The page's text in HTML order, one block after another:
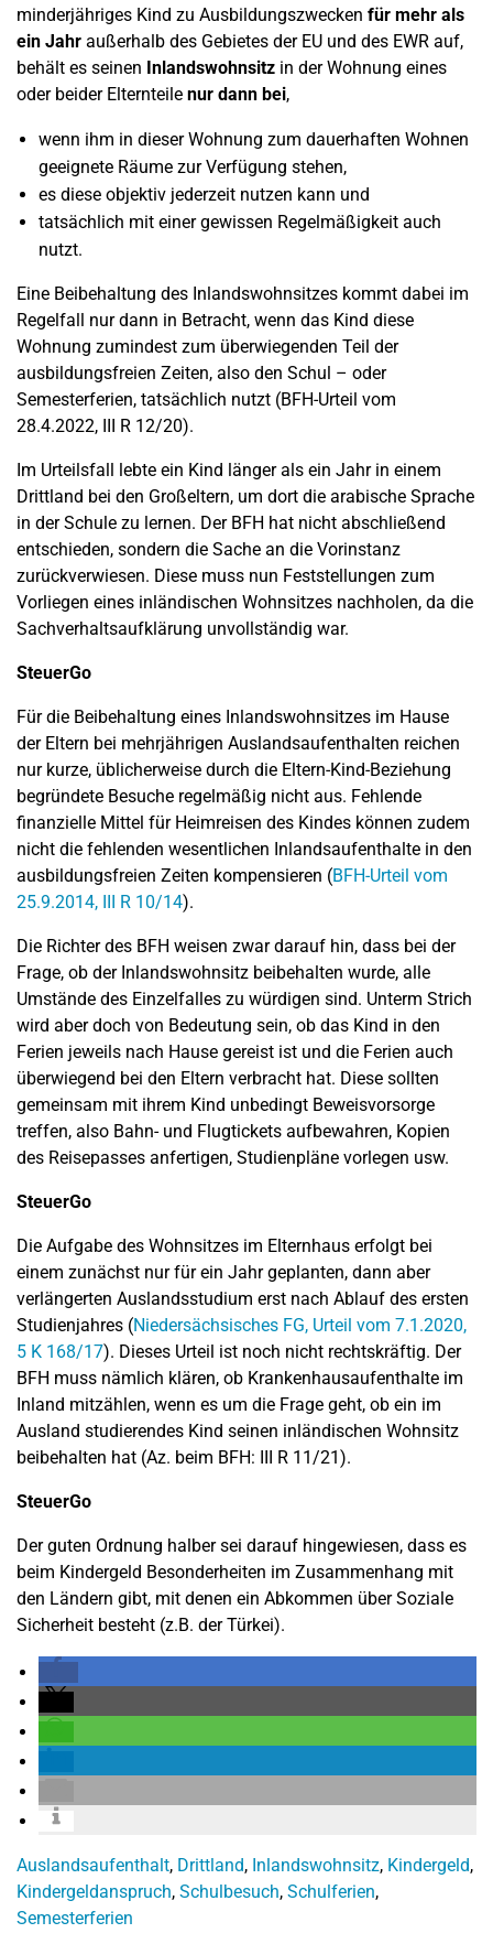
minderjähriges Kind zu Ausbildungszwecken für mehr als
ein Jahr außerhalb des Gebietes der EU und des EWR auf,
behält es seinen Inlandswohnsitz in der Wohnung eines
oder beider Elternteile nur dann bei,
wenn ihm in dieser Wohnung zum dauerhaften Wohnen
geeignete Räume zur Verfügung stehen,
es diese objektiv jederzeit nutzen kann und
tatsächlich mit einer gewissen Regelmäßigkeit auch
nutzt.
Eine Beibehaltung des Inlandswohnsitzes kommt dabei im
Regelfall nur dann in Betracht, wenn das Kind diese
Wohnung zumindest zum überwiegenden Teil der
ausbildungsfreien Zeiten, also den Schul – oder
Semesterferien, tatsächlich nutzt (BFH-Urteil vom
28.4.2022, III R 12/20).
Im Urteilsfall lebte ein Kind länger als ein Jahr in einem
Drittland bei den Großeltern, um dort die arabische Sprache
in der Schule zu lernen. Der BFH hat nicht abschließend
entschieden, sondern die Sache an die Vorinstanz
zurückverwiesen. Diese muss nun Feststellungen zum
Vorliegen eines inländischen Wohnsitzes nachholen, da die
Sachverhaltsaufklärung unvollständig war.
SteuerGo
Für die Beibehaltung eines Inlandswohnsitzes im Hause
der Eltern bei mehrjährigen Auslandsaufenthalten reichen
nur kurze, üblicherweise durch die Eltern-Kind-Beziehung
begründete Besuche regelmäßig nicht aus. Fehlende
finanzielle Mittel für Heimreisen des Kindes können zudem
nicht die fehlenden wesentlichen Inlandsaufenthalte in den
ausbildungsfreien Zeiten kompensieren (BFH-Urteil vom
25.9.2014, III R 10/14).
Die Richter des BFH weisen zwar darauf hin, dass bei der
Frage, ob der Inlandswohnsitz beibehalten wurde, alle
Umstände des Einzelfalles zu würdigen sind. Unterm Strich
wird aber doch von Bedeutung sein, ob das Kind in den
Ferien jeweils nach Hause gereist ist und die Ferien auch
überwiegend bei den Eltern verbracht hat. Diese sollten
gemeinsam mit ihrem Kind unbedingt Beweisvorsorge
treffen, also Bahn- und Flugtickets aufbewahren, Kopien
des Reisepasses anfertigen, Studienpläne vorlegen usw.
SteuerGo
Die Aufgabe des Wohnsitzes im Elternhaus erfolgt bei
einem zunächst nur für ein Jahr geplanten, dann aber
verlängerten Auslandsstudium erst nach Ablauf des ersten
Studienjahres (Niedersächsisches FG, Urteil vom 7.1.2020,
5 K 168/17). Dieses Urteil ist noch nicht rechtskräftig. Der
BFH muss nämlich klären, ob Krankenhausaufenthalte im
Inland mitzählen, wenn es um die Frage geht, ob ein im
Ausland studierendes Kind seinen inländischen Wohnsitz
beibehalten hat (Az. beim BFH: III R 11/21).
SteuerGo
Der guten Ordnung halber sei darauf hingewiesen, dass es
beim Kindergeld Besonderheiten im Zusammenhang mit
den Ländern gibt, mit denen ein Abkommen über Soziale
Sicherheit besteht (z.B. der Türkei).
Auslandsaufenthalt, Drittland, Inlandswohnsitz, Kindergeld,
Kindergeldanspruch, Schulbesuch, Schulferien,
Semesterferien